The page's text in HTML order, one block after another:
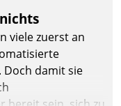
viele zuerst an
Doch damit sie